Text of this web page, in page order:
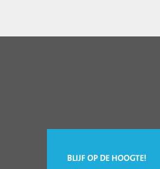
BLIJF OP DE HOOGTE!